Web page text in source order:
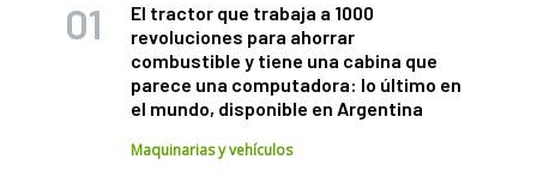
El tractor que trabaja a 1000
revoluciones para ahorrar
combustible y tiene una cabina que
parece una computadora: lo último en
el mundo, disponible en Argentina
Maquinarias y vehículos